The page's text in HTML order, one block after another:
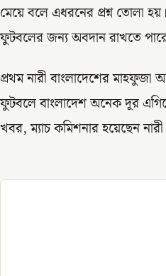
মেয়ে বলে এধরনের প্রশ্ন তোলা
ফুটবলের জন্য অবদান রাখতে
প্রথম নারী বাংলাদেশের
ফুটবলে বাংলাদেশ অনেক দূর
খবর, ম্যাচ কমিশনার হয়েছেন